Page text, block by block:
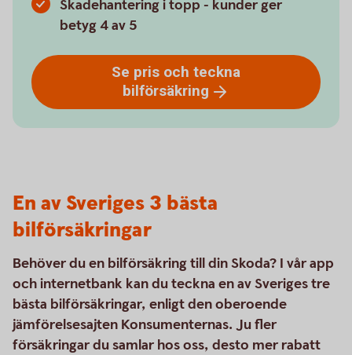
Skadehantering i topp - kunder ger
betyg 4 av 5
Se pris och teckna
bilförsäkring
En av Sveriges 3 bästa
bilförsäkringar
Behöver du en bilförsäkring till din Skoda? I vår app
och internetbank kan du teckna en av Sveriges tre
bästa bilförsäkringar, enligt den oberoende
jämförelsesajten Konsumenternas. Ju fler
försäkringar du samlar hos oss, desto mer rabatt